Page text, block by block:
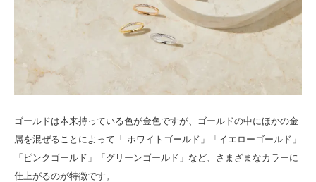
ゴールドは本来持っている色が金色ですが、ゴールドの中にほかの金
属を混ぜることによって「 ホワイトゴールド」「イエローゴールド」
「ピンクゴールド」「グリーンゴールド」など、さまざまなカラーに
仕上がるのが特徴です。